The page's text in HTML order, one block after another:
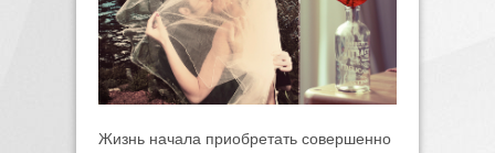
Жизнь начала приобретать совершенно